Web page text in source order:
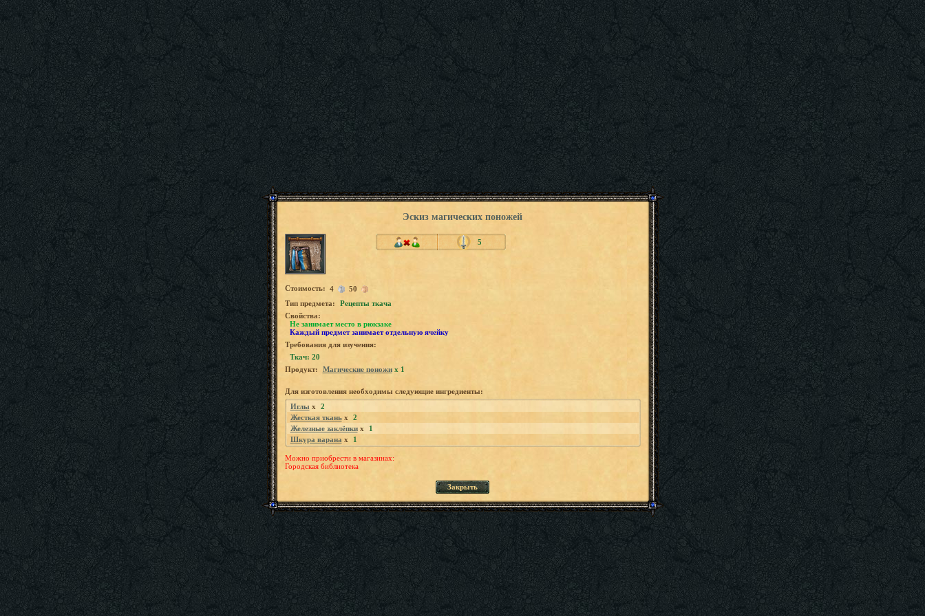
Эскиз магических поножей
5
Стоимость: 4
50
Tип предмета:
Рецепты ткача
Свойства:
Не занимает место в рюкзаке
Каждый предмет занимает отдельную ячейку
Требования для изучения:
Ткач: 20
Продукт:
Магические поножиx 1
Для изготовления необходимы следующие ингредиенты:
Иглы x
2
Жесткая тканьx
2
Железные заклёпкиx
1
Шкура варана x 1
Можно приобрести в магазинах:
Городская библиотека
Закрыть